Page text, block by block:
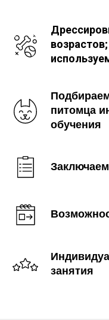
питомца
обучения
занятия